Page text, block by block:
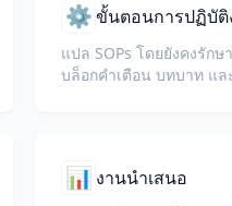
⚙️ขั้นตอนการปฏิบัติ
แปล SOPs โดยยังคงรัก
บล็อกคำเตือน บทบาท แ
📊 งานนำเสนอ